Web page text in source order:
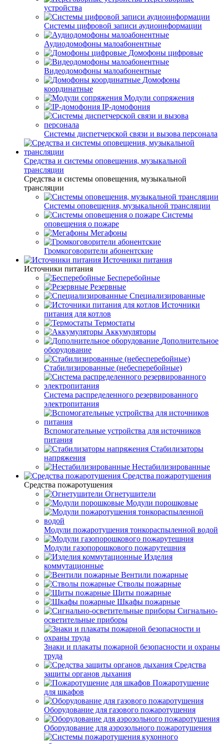
устройства
Системы цифровой записи аудиоинформации
Аудиодомофоны малоабонентные
Домофоны цифровые
Видеодомофоны малоабонентные
Домофоны
координатные
Модули сопряжения
IP-домофония
Системы диспетчерской связи и вызова персонала
Средства и системы оповещения, музыкальной
трансляции
Средства и системы оповещения, музыкальной
трансляции
Системы оповещения, музыкальной трансляции
Системы
оповещения о пожаре
Мегафоны
Громкоговорители абонентские
Источники питания
Источники питания
Бесперебойные
Резервные
Специализированные
Источники
питания для котлов
Термостаты
Аккумуляторы
Дополнительное
оборудование
Стабилизированные (небесперебойные)
Система распределенного резервированного
электропитания
Вспомогательные устройства для источников
питания
Стабилизаторы
напряжения
Нестабилизированные
Средства пожаротушения
Средства пожаротушения
Огнетушители
Модули порошковые
Модули пожаротушения тонкораспыленной водой
Модули газопорошкового пожарутешния
Изделия
коммутационные
Вентили пожарные
Стволы пожарные
Щиты пожарные
Шкафы пожарные
Сигнально-
осветительные приборы
Знаки и плакаты пожарной безопасности и охраны
труда
Средства
защиты органов дыхания
Пожаротушение
для шкафов
Оборудование для газового пожаротушения
Оборудование для аэрозольного пожаротушения